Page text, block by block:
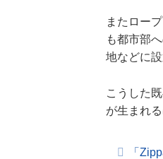
またロー
も都市部
地などに
こうした
が生まれ
「